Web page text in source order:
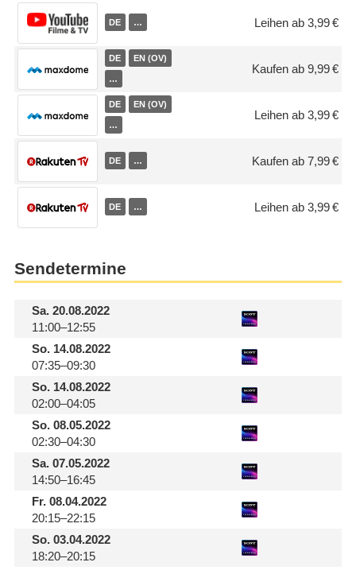
DE … Leihen ab 3,99 €
DE EN (OV)
…
Kaufen ab 9,99 €
DE EN (OV)
…
Leihen ab 3,99 €
DE … Kaufen ab 7,99 €
DE … Leihen ab 3,99 €
Sendetermine
Sa.20.08.2022
11:00–12:55
So.14.08.2022
07:35–09:30
So.14.08.2022
02:00–04:05
So.08.05.2022
02:30–04:30
Sa.07.05.2022
14:50–16:45
Fr.08.04.2022
20:15–22:15
So.03.04.2022
18:20–20:15